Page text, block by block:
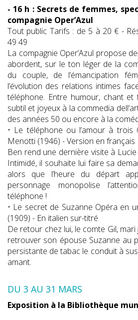
- 16 h : Secrets de femmes,
compagnie Oper’Azul
Tout public Tarifs : de 5 à 20 € -
49 49
La compagnie Oper’Azul propose
abordent, sur le ton léger de la
du couple, de l’émancipation
l’évolution des relations intimes
téléphone. Entre humour, chant et
subtil et joyeux à la commedia
des années 50 ou encore à la
• Le téléphone ou l’amour à
Menotti (1946) - Version en français
Ben rend une dernière visite à
Intimidé, il souhaite lui faire sa
alors que l’heure du départ
personnage monopolise
téléphone !
• Le secret de Suzanne Opéra en
(1909) - En italien sur-titré
De retour chez lui, le comte Gil,
retrouver son épouse Suzanne au
persistante de tabac le conduit à
amant.
DU 3 AU 31 MARS
Exposition à la Bibliothèque